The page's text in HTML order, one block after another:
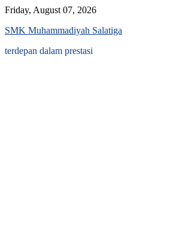
Skip
content
Friday, August 07, 2026
SMK Muhammadiyah Salatiga
terdepan dalam prestasi